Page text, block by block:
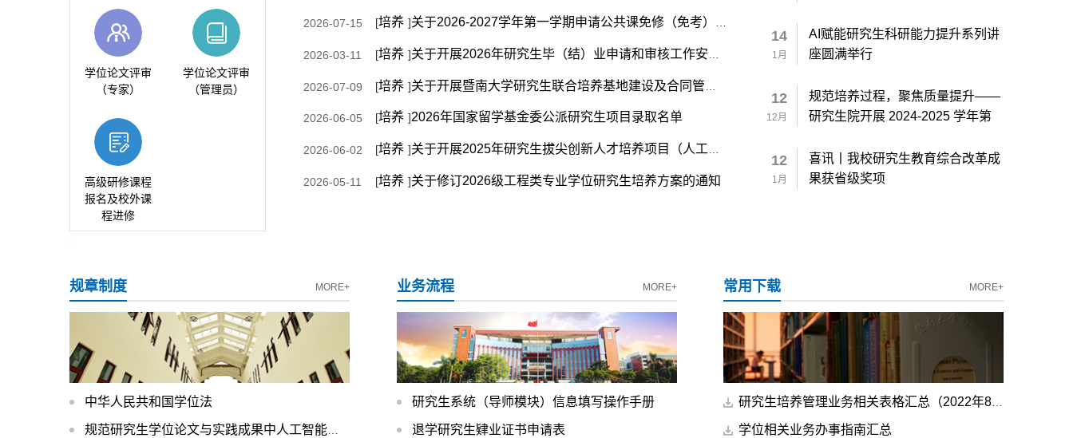
学位论文评审
（专家）
学位论文评审
（管理员）
高级研修课程
报名及校外课
程进修
2026-07-15 [培养 ]关于2026-2027学年第一学期申请公共课免修（免考）的工作通知
2026-03-11 [培养 ]关于开展2026年研究生毕（结）业申请和审核工作安排的通知（更新）
2026-07-09 [培养 ]关于开展暨南大学研究生联合培养基地建设及合同管理情况统计工作的通知
2026-06-05 [培养 ]2026年国家留学基金委公派研究生项目录取名单
2026-06-02 [培养 ]关于开展2025年研究生拔尖创新人才培养项目（人工智能专项）结题验收工作的通知
2026-05-11 [培养 ]关于修订2026级工程类专业学位研究生培养方案的通知
14
1月
AI赋能研究生科研能力提升系列讲
座圆满举行
12
12月
规范培养过程，聚焦质量提升——
研究生院开展 2024-2025 学年第
12
1月
喜讯丨我校研究生教育综合改革成
果获省级奖项
规章制度 MORE+
中华人民共和国学位法
规范研究生学位论文与实践成果中人工智能工具使用指南
业务流程 MORE+
研究生系统（导师模块）信息填写操作手册
退学研究生肄业证书申请表
常用下载 MORE+
研究生培养管理业务相关表格汇总（2022年8月更新）
学位相关业务办事指南汇总